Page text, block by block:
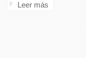
Leer más